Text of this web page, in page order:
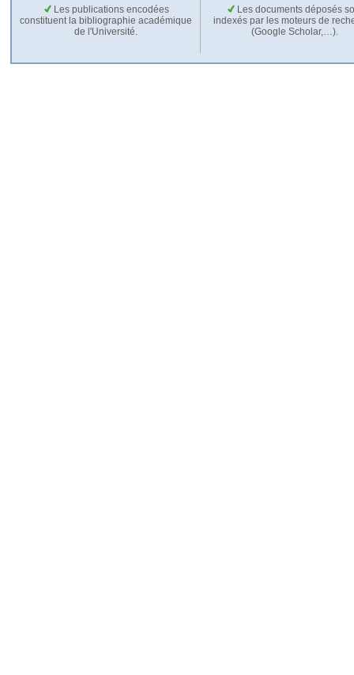
Les publications encodées
constituent la bibliographie académique
de l'Université.
Les documents déposés
indexés par les moteurs de
(Google Scholar,…).